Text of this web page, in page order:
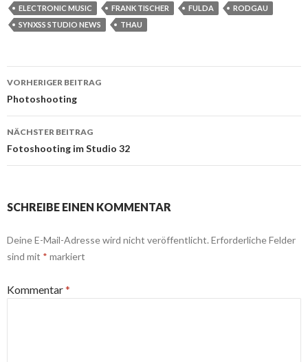
ELECTRONIC MUSIC
FRANK TISCHER FULDA
RODGAU
SYNXSS STUDIO NEWS
THAU
Beitrags-
Navigation
VORHERIGER BEITRAG
Photoshooting
NÄCHSTER BEITRAG
Fotoshooting im Studio 32
SCHREIBE EINEN KOMMENTAR
Deine E-Mail-Adresse wird nicht veröffentlicht. Erforderliche Felder
sind mit * markiert
Kommentar*